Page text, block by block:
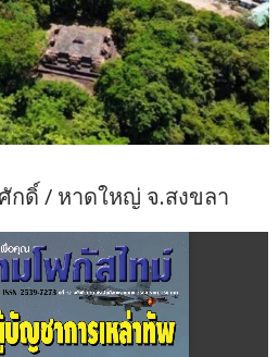
กดิ์ / หาดใหญ่ จ.สงขลา